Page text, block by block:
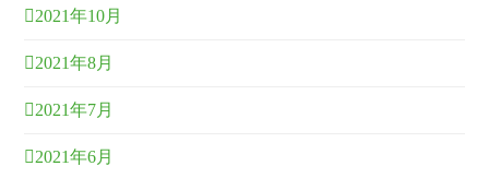
2021年10月
2021年8月
2021年7月
2021年6月